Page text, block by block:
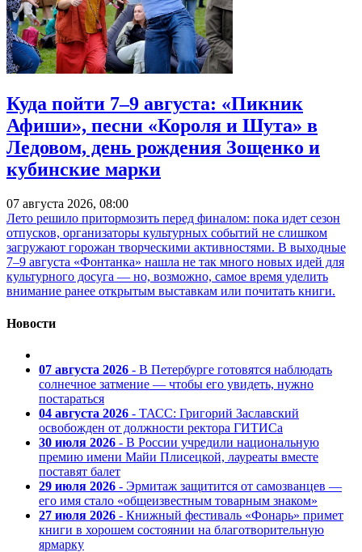
Куда пойти 7–9 августа: «Пикник
Афиши», песни «Короля и Шута» в
Ледовом, день рождения Зощенко и
кубинские марки
07 августа 2026, 08:00
Лето решило притормозить перед финалом: пока идет сезон
отпусков, организаторы культурных событий не слишком
загружают горожан творческими активностями. В выходные
7–9 августа «Фонтанка» нашла не так много новых идей для
культурного досуга — но, возможно, самое время уделить
внимание ранее открытым выставкам или почитать книги.
Новости
07 августа 2026 - В Петербурге готовятся наблюдать
солнечное затмение — чтобы его увидеть, нужно
постараться
04 августа 2026 - ТАСС: Григорий Заславский
освобожден от должности ректора ГИТИСа
30 июля 2026 - В России учредили национальную
премию имени Майи Плисецкой, лауреаты вместе
поставят балет
29 июля 2026 - Эрмитаж защитится от самозванцев —
его имя стало «общеизвестным товарным знаком»
27 июля 2026 - Книжный фестиваль «Фонарь» примет
книги в хорошем состоянии на благотворительную
ярмарку